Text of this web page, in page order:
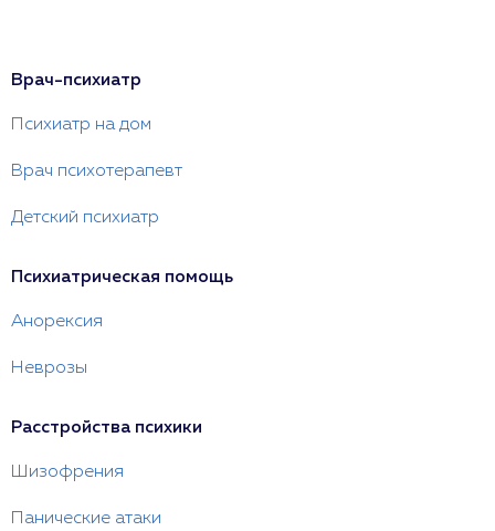
Врач-психиатр
Психиатр на дом
Врач психотерапевт
Детский психиатр
Психиатрическая помощь
Анорексия
Неврозы
Расстройства психики
Шизофрения
Панические атаки